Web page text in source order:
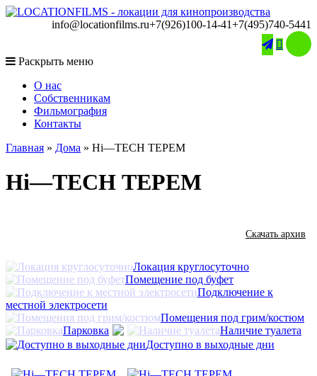
info@locationfilms.ru+7(926)100-14-41+7(495)740-5441

Раскрыть меню
O нас
Собственникам
Фильмография
Контакты
Главная » Дома » Hi—TECH ТЕРЕМ
Hi—TECH ТЕРЕМ
Скачать архив
Локация круглосуточно
Помещение под буфет
Подключение к
местной электросети
Помещения под грим/костюм
Парковка
Наличие туалета
Доступно в выходные дни